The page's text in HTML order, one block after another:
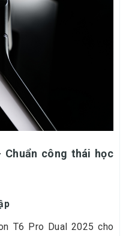
công thái học
T6 Pro Dual 2025 cho